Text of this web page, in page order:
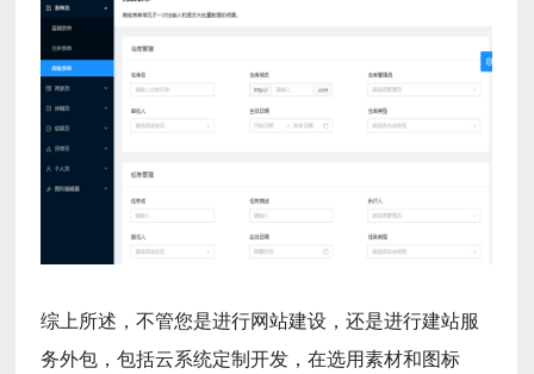
综上所述，不管您是进行网站建设，还是进行建站服
务外包，包括云系统定制开发，在选用素材和图标